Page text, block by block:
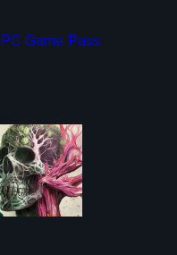
PC Game Pass